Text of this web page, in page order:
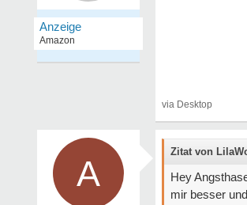
A
Zitat von
Hey
mir besser